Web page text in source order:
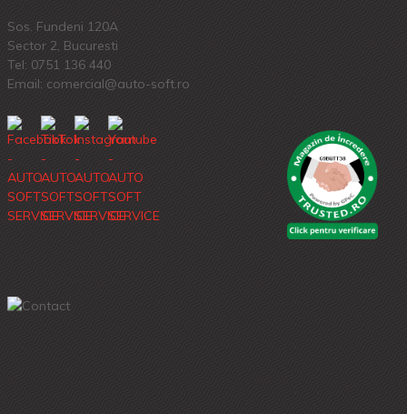
Sos. Fundeni 120A
Sector 2, Bucuresti
Tel: 0751 136 440
Email: comercial@auto-soft.ro